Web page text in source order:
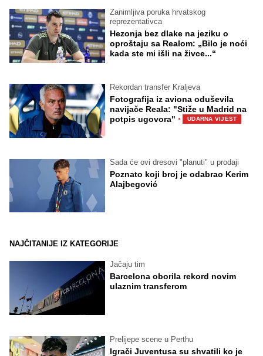
Zanimljiva poruka hrvatskog
reprezentativca
Hezonja bez dlake na jeziku o
oproštaju sa Realom: „Bilo je noći
kada ste mi išli na živce...“
Rekordan transfer Kraljeva
Fotografija iz aviona oduševila
navijače Reala: "Stiže u Madrid na
potpis ugovora" · UDARNA VIJEST
Sada će ovi dresovi "planuti" u prodaji
Poznato koji broj je odabrao Kerim
Alajbegović
NAJČITANIJE IZ KATEGORIJE
Jačaju tim
Barcelona oborila rekord novim
ulaznim transferom
Prelijepe scene u Perthu
Igrači Juventusa su shvatili ko je